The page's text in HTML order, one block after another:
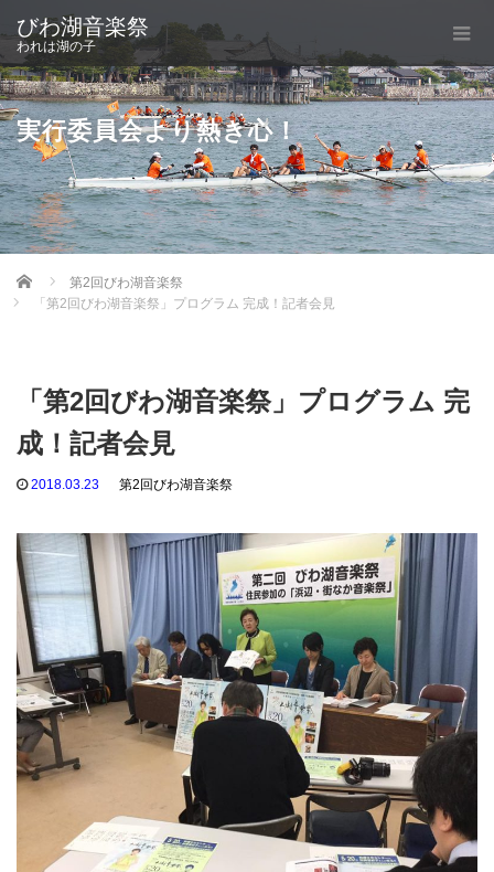
びわ湖音楽祭
われは湖の子
実行委員会より熱き心！
Home
第2回びわ湖音楽祭
「第2回びわ湖音楽祭」プログラム 完成！記者会見
「第2回びわ湖音楽祭」プログラム 完
成！記者会見
2018.03.23 第2回びわ湖音楽祭